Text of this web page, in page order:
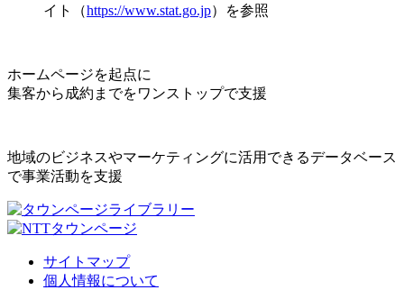
イト（https://www.stat.go.jp）を参照
ホームページを起点に
集客から成約までをワンストップで支援
地域のビジネスやマーケティングに活用できるデータベース
で事業活動を支援
サイトマップ
個人情報について